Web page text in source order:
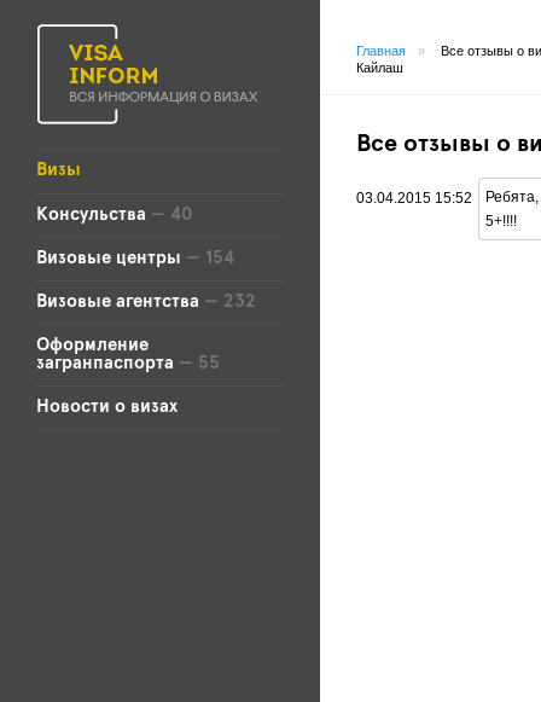
Визы
Консульства — 40
Визовые центры — 154
Визовые агентства — 232
Оформление
загранпаспорта — 55
Новости о визах
Главная »
Все отзывы о
Кайлаш
Все отзывы о
03.04.2015 15:52
5+!!!!